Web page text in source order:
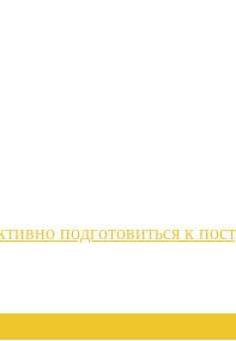
подготовиться к